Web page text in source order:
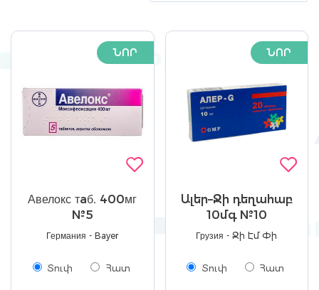
ՆՈՐ
Авелокс тaб. 400мг
№5
Германия - Bayer
Տուփ Հատ
ՆՈՐ
Ալեր–Ջի դեղահաբ
10մգ №10
Грузия - Ջի Էմ Փի
Տուփ Հատ